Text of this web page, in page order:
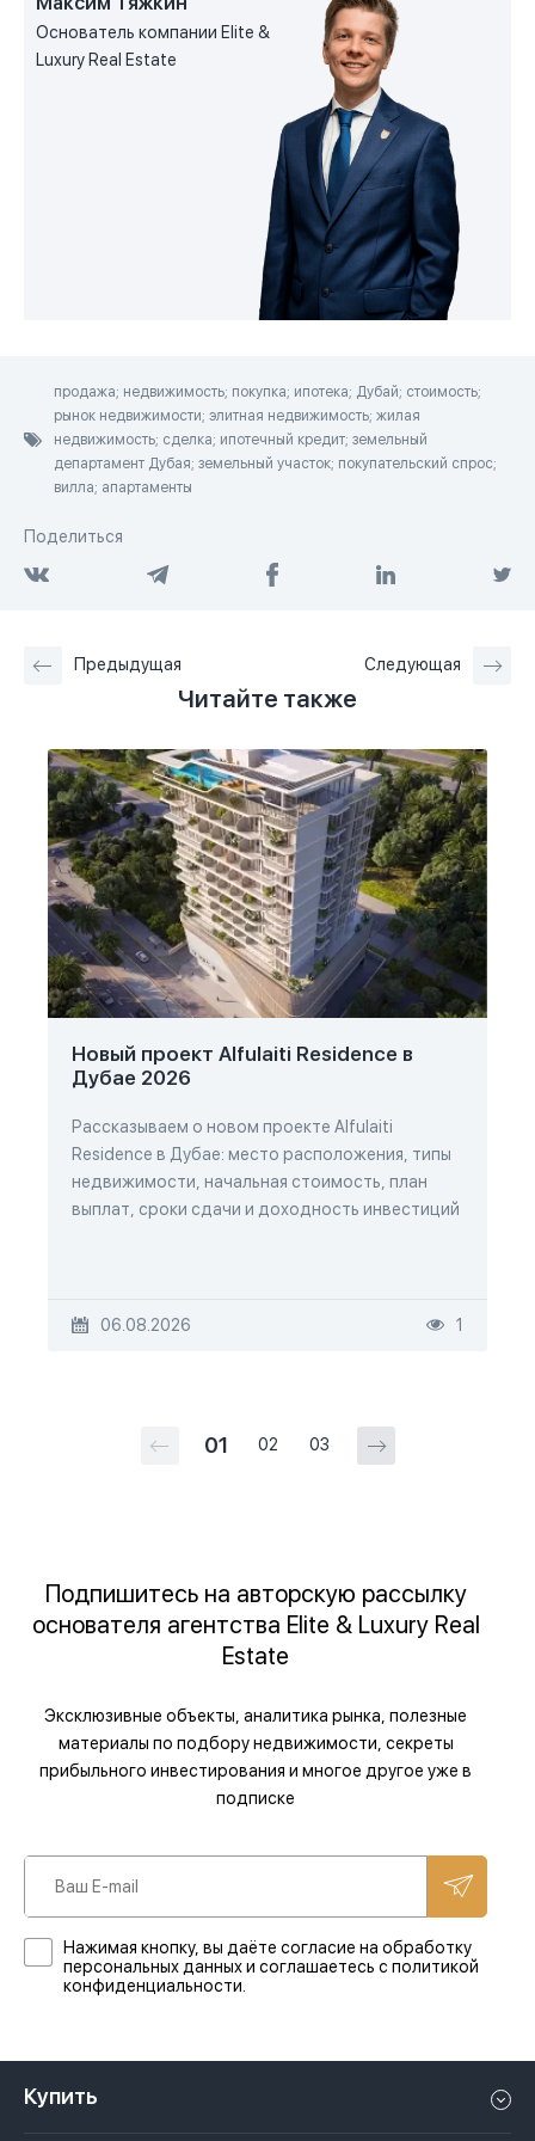
Основатель компании Elite &
Luxury Real Estate
продажа; недвижимость; покупка; ипотека; Дубай; стоимость;
рынок недвижимости; элитная недвижимость; жилая
недвижимость; сделка; ипотечный кредит; земельный
департамент Дубая; земельный участок; покупательский спрос;
вилла; апартаменты
Поделиться
Предыдущая Следующая
Читайте также
Новый проект Alfulaiti Residence в
Дубае 2026
Рассказываем о новом проекте Alfulaiti
Residence в Дубае: место расположения, типы
недвижимости, начальная стоимость, план
выплат, сроки сдачи и доходность инвестиций
06.08.2026 1
01 02 03
Подпишитесь на авторскую рассылку
основателя агентства Elite & Luxury Real
Estate
Эксклюзивные объекты, аналитика рынка, полезные
материалы по подбору недвижимости, секреты
прибыльного инвестирования и многое другое уже в
подписке
Нажимая кнопку, вы даёте согласие на обработку
персональных данных и соглашаетесь с политикой
конфиденциальности.
Купить